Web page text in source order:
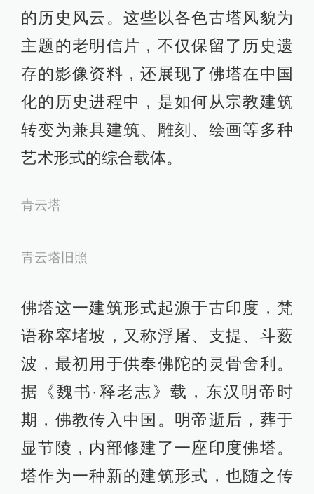
的历史风云。这些以各色古塔风貌为
主题的老明信片，不仅保留了历史遗
存的影像资料，还展现了佛塔在中国
化的历史进程中，是如何从宗教建筑
转变为兼具建筑、雕刻、绘画等多种
艺术形式的综合载体。
青云塔
青云塔旧照
佛塔这一建筑形式起源于古印度，梵
语称窣堵坡，又称浮屠、支提、斗薮
波，最初用于供奉佛陀的灵骨舍利。
据《魏书·释老志》载，东汉明帝时
期，佛教传入中国。明帝逝后，葬于
显节陵，内部修建了一座印度佛塔。
塔作为一种新的建筑形式，也随之传